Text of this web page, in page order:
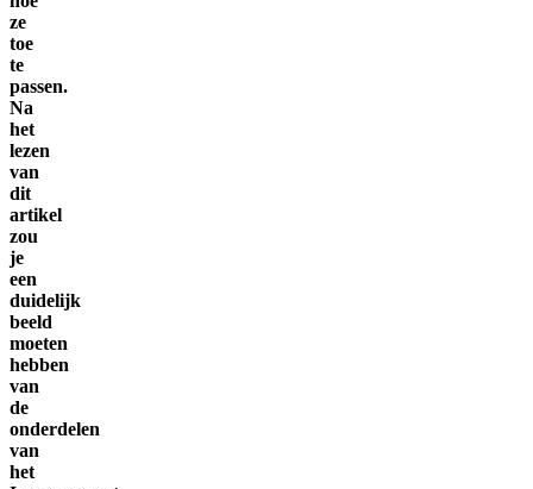
ze
toe
te
passen.
Na
het
lezen
van
dit
artikel
zou
je
een
duidelijk
beeld
moeten
hebben
van
de
onderdelen
van
het